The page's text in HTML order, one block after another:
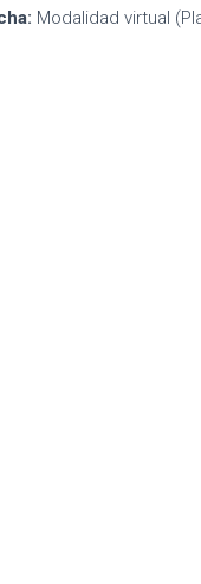
Modalidad virtual